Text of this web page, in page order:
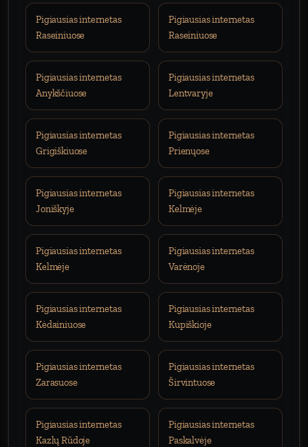
Pigiausias internetas
Raseiniuose
Pigiausias internetas
Raseiniuose
Pigiausias internetas
Anykščiuose
Pigiausias internetas
Lentvaryje
Pigiausias internetas
Grigiškiuose
Pigiausias internetas
Prienųose
Pigiausias internetas
Joniškyje
Pigiausias internetas
Kelmėje
Pigiausias internetas
Kelmėje
Pigiausias internetas
Varėnoje
Pigiausias internetas
Kėdainiuose
Pigiausias internetas
Kupiškioje
Pigiausias internetas
Zarasuose
Pigiausias internetas
Širvintuose
Pigiausias internetas
Kazlų Rūdoje
Pigiausias internetas
Paskalvėje